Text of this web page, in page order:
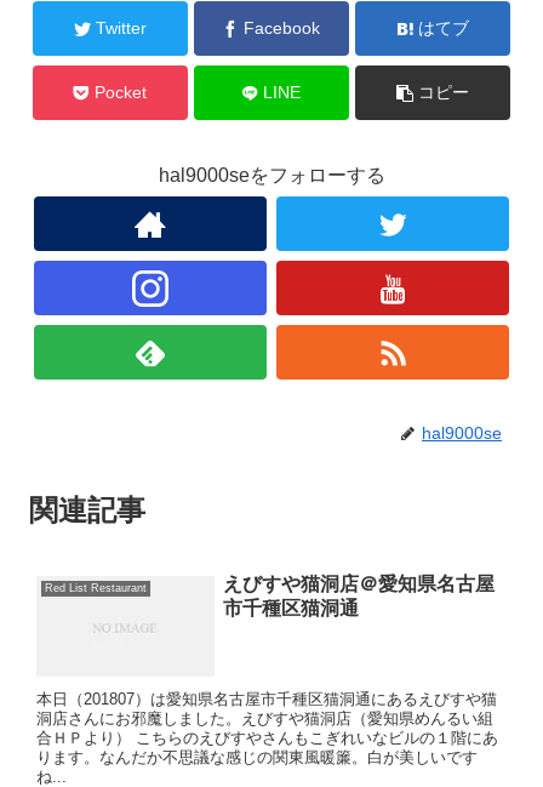
Twitter Facebook はてブ
Pocket LINE コピー
hal9000seをフォローする
hal9000se
関連記事
Red List Restaurant
えびすや猫洞店＠愛知県名古屋
市千種区猫洞通
本日（201807）は愛知県名古屋市千種区猫洞通にあるえびすや猫
洞店さんにお邪魔しました。えびすや猫洞店（愛知県めんるい組
合ＨＰより） こちらのえびすやさんもこぎれいなビルの１階にあ
ります。なんだか不思議な感じの関東風暖簾。白が美しいです
ね...